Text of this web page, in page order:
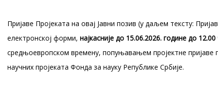
Пријаве Пројеката на овај Јавни позив (у даљем тексту:
електронској форми, најкасније до 15.06.2026. године до
средњоевропском времену, попуњавањем пројектне пријаве
научних пројеката Фонда за науку Републике Србије.